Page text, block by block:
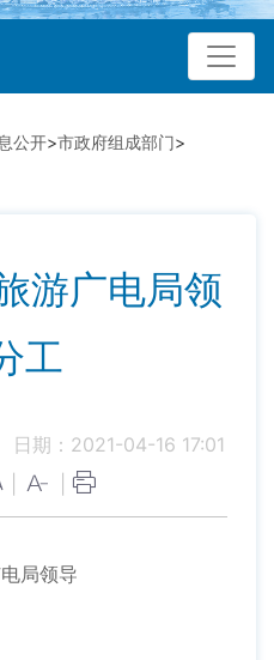
公开>市政府组成部门>
游广电局领
工
日期：2021-04-16 17:01
局领导